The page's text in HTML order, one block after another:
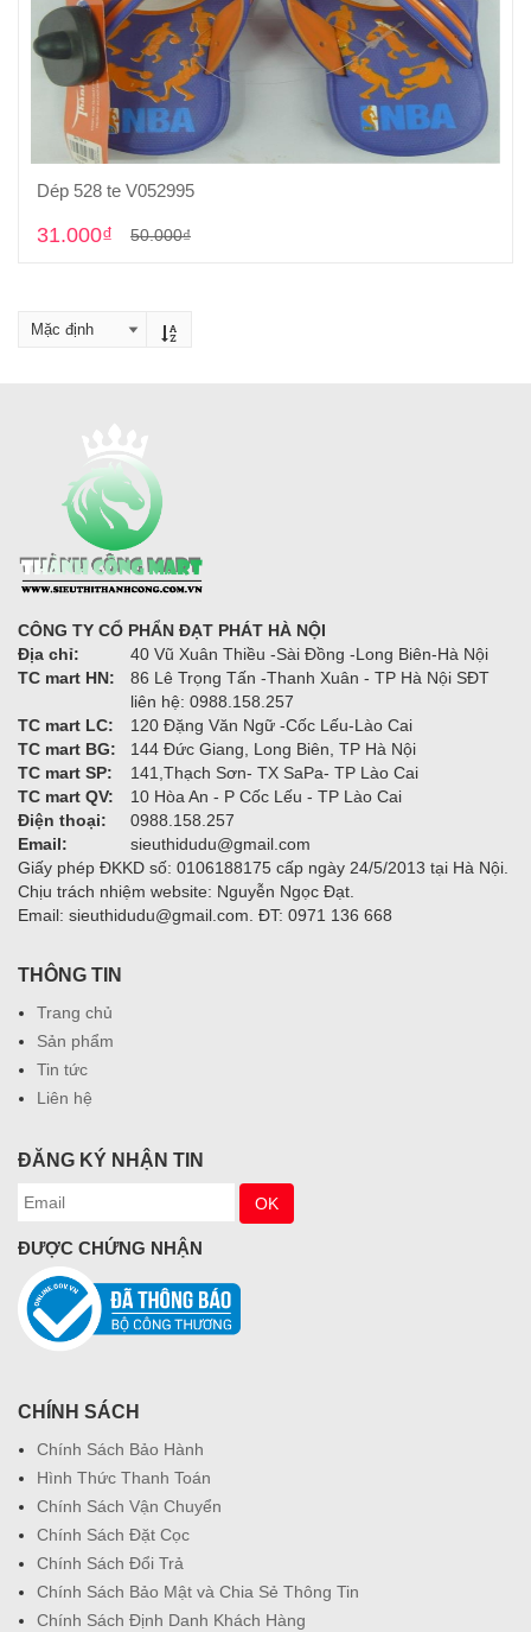
Dép 528 te V052995
31.000₫ 50.000₫
CÔNG TY CỔ PHẨN ĐẠT PHÁT HÀ NỘI
Địa chỉ:
40 Vũ Xuân Thiều -Sài Đồng -Long Biên-Hà Nội
TC mart HN:
86 Lê Trọng Tấn -Thanh Xuân - TP Hà Nội SĐT
liên hệ: 0988.158.257
TC mart LC:
120 Đặng Văn Ngữ -Cốc Lếu-Lào Cai
TC mart BG:
144 Đức Giang, Long Biên, TP Hà Nội
TC mart SP:
141,Thạch Sơn- TX SaPa- TP Lào Cai
TC mart QV:
10 Hòa An - P Cốc Lếu - TP Lào Cai
Điện thoại:
0988.158.257
Email:
sieuthidudu@gmail.com
Giấy phép ĐKKD số: 0106188175 cấp ngày 24/5/2013 tại Hà Nội.
Chịu trách nhiệm website: Nguyễn Ngọc Đạt.
Email: sieuthidudu@gmail.com. ĐT: 0971 136 668
THÔNG TIN
Trang chủ
Sản phẩm
Tin tức
Liên hệ
ĐĂNG KÝ NHẬN TIN
ĐƯỢC CHỨNG NHẬN
CHÍNH SÁCH
Chính Sách Bảo Hành
Hình Thức Thanh Toán
Chính Sách Vận Chuyển
Chính Sách Đặt Cọc
Chính Sách Đổi Trả
Chính Sách Bảo Mật và Chia Sẻ Thông Tin
Chính Sách Định Danh Khách Hàng